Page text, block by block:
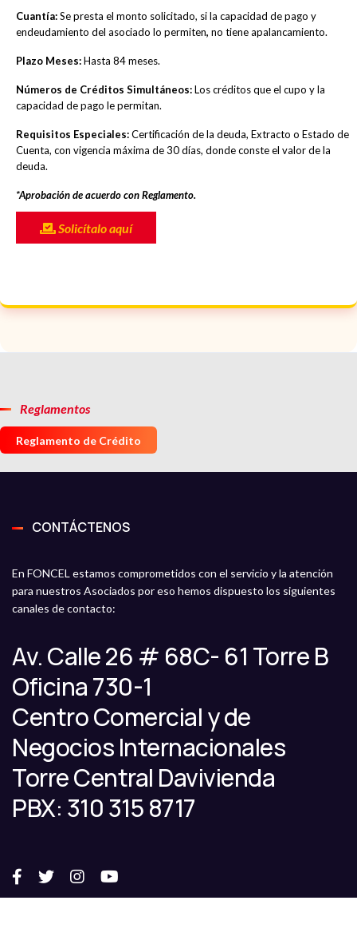
Cuantía:Se presta el monto solicitado, si la capacidad de pago y
endeudamiento del asociado lo permiten, no tiene apalancamiento.
Plazo Meses:Hasta 84 meses.
Números de Créditos Simultáneos:Los créditos que el cupo y la
capacidad de pago le permitan.
Requisitos Especiales:Certificación de la deuda, Extracto o Estado de
Cuenta, con vigencia máxima de 30 días, donde conste el valor de la
deuda.
*Aprobación de acuerdo con Reglamento.
Solicítalo aquí
Reglamentos
Reglamento de Crédito
CONTÁCTENOS
En FONCEL estamos comprometidos con el servicio y la atención
para nuestros Asociados por eso hemos dispuesto los siguientes
canales de contacto:
Av. Calle 26 # 68C- 61 Torre B
Oficina 730-1
Centro Comercial y de
Negocios Internacionales
Torre Central Davivienda
PBX: 310 315 8717